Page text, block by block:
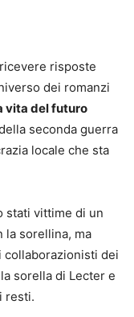
risposte
dei romanzi
vita del futuro
seconda guerra
locale che sta
stati vittime di un
la sorellina, ma
collaborazionisti dei
sorella di Lecter e
resti.